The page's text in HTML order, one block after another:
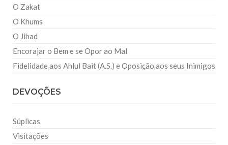
O Zakat
O Khums
O Jihad
Encorajar o Bem e se Opor ao Mal
Fidelidade aos Ahlul Bait (A.S.) e Oposição aos seus Inimigos
DEVOÇÕES
Súplicas
Visitações